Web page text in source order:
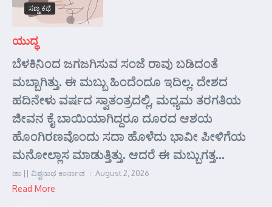
ಸಣ್ಣ ಕಥೆ
ಯುದ್ಧ
ಬೆಳಕಿನಿಂದ ಜಗಜಗಿಸುವ ಸಂಜೆ ರಾವು ಬಡಿದಂತೆ
ಮಬ್ಬಾಗಿತ್ತು. ಈ ಮಬ್ಬು ಹಿಂದೆಂದೂ ಇದಿಲ್ಲ. ದೇಶದ
ಹದಿನೇಳು ವರ್ಷದ ಸ್ವಾತಂತ್ರದಲ್ಲಿ, ಮಧ್ಯಮ ತರಗತಿಯ
ಜೀವನ ಕೈ ಬಾಯಿಯಾಗಿದ್ದರೂ ದೂರದ ಆಶಯ
ಹೊಂಗಿರಣವೊಂದು ಸದಾ ಹೊಳೆದು ಭಾವೀ ಪೀಳಿಗೆಯ
ಮನೋಲ್ಲಾಸ ಮಾಡುತ್ತಿತ್ತು. ಆದರೆ ಈ ಮಬ್ಬುಗತ್ತ...
ಡಾ || ವಿಶ್ವನಾಥ ಕಾರ್ನಾಡ August 2, 2026
Read More